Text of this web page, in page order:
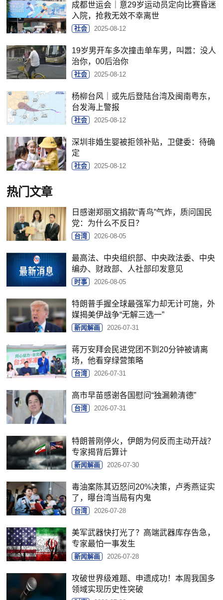
成都世运会｜意29岁运动员定向比赛昏迷
入院，抢救无效不幸离世
社会 2025-08-12
19岁男开车多次撞击单车男，叫嚣：没人
治你，00后治你
社会 2025-08-12
杨柳台风｜或先后登陆台湾及闽南粤东，
台发海上警报
社会 2025-08-12
深圳非婚生婴被拒领补贴，卫健委：待确
定
社会 2025-08-12
热门文章
日感谢郑丽文捐款“青鸟”气炸，质问国民
党：为什么不反日？
台湾 2026-08-05
最高法、中央组织部、中央政法委、中央
编办、财政部、人社部印发意见
时事 2026-08-05
特朗普手握全球最强军力却无计可施，外
媒揭美伊战争“无解三选一”
新闻解画 2026-07-31
蒋万安拜会民进党团不到20分钟被请离
场，他看穿绿营策略
台湾 2026-07-31
高市早苗感谢各国慰问“独漏赖清德”
台湾 2026-07-31
特朗普刚停火，伊朗为何反而主动开战？
专家揭背后算计
新闻解画 2026-07-30
毒油案陈其迈怒问20%决策，卢秀燕证实
了，曝台湾当局有内鬼
台湾 2026-07-28
美军武器快打光了？高端武器库存告急，
专家最怕一事发生
新闻解画 2026-07-28
攻破世界级难题、申遗成功！本周我国多
领域实现历史性突破